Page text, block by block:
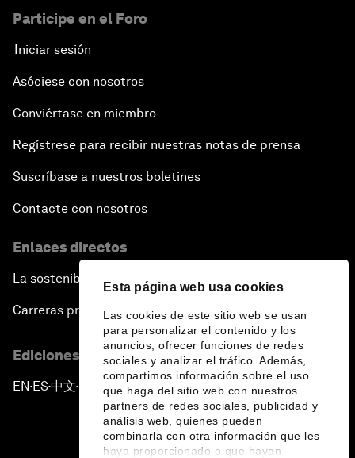
Esta página web usa cookies
Las cookies de este sitio web se usan
para personalizar el contenido y los
anuncios, ofrecer funciones de redes
sociales y analizar el tráfico. Además,
compartimos información sobre el uso
que haga del sitio web con nuestros
partners de redes sociales, publicidad y
análisis web, quienes pueden
combinarla con otra información que les
haya proporcionado o que hayan
Asia's Energy Options
Intellectual Property in the Information Age
Navigating the Next Industrial Revolution
Parity Equals Performance
The Global Rise of China's Entrepreneurs
Bringing Space Down to Earth
Celebrating China's Globalizers
The New Champions: Charting a New Course for
Participe en el Foro
Iniciar sesión
Asóciese con nosotros
Conviértase en miembro
Regístrese para recibir nuestras notas de prensa
Suscríbase a nuestros boletines
Contacte con nosotros
Enlaces directos
La sostenibilidad en el Foro
Carreras profesionales
Ediciones en otros idiomas
EN ▪ES▪中文▪ 日本語